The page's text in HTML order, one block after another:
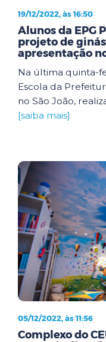
19/12/2022, às 16:50
Alunos da EPG
projeto de
apresentação
Na última quinta-
Escola da
no São João,
[saiba mais]
05/12/2022, às 11:56
Complexo do